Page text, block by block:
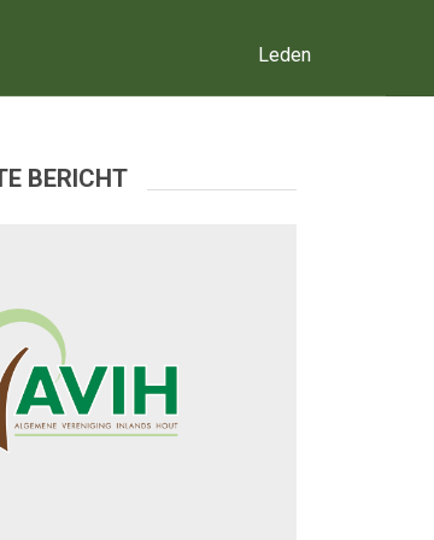
Leden
BERICHT